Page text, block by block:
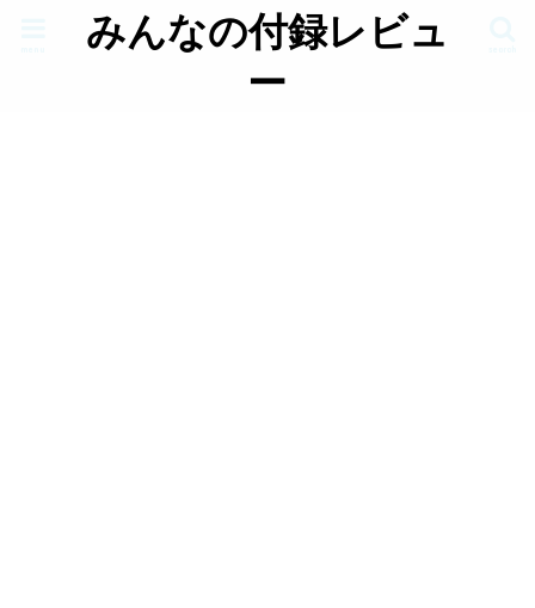
みんなの付録レビュ
ー